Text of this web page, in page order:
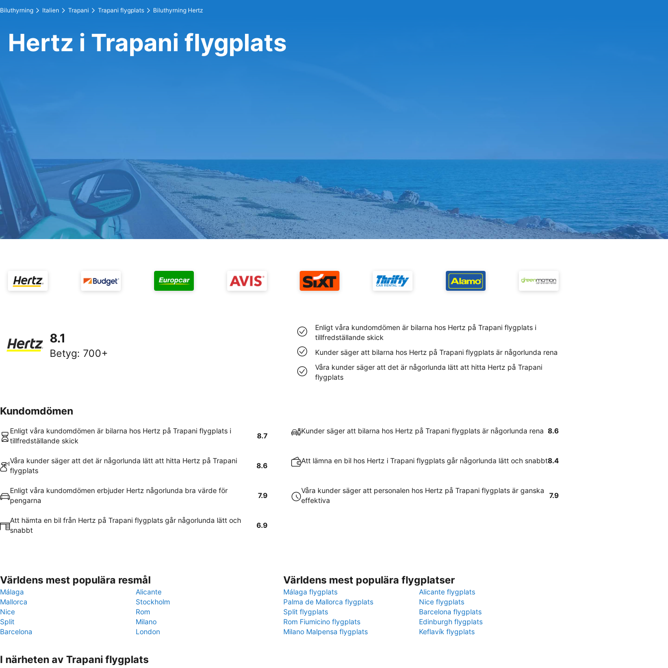
Biluthyrning Italien Trapani Trapani flygplats Biluthyrning Hertz
Hertz i Trapani flygplats
8.1
Betyg: 700+
Enligt våra kundomdömen är bilarna hos Hertz på Trapani flygplats i
tillfredställande skick
Kunder säger att bilarna hos Hertz på Trapani flygplats är någorlunda rena
Våra kunder säger att det är någorlunda lätt att hitta Hertz på Trapani
flygplats
Kundomdömen
Enligt våra kundomdömen är bilarna hos Hertz på Trapani flygplats i
tillfredställande skick
8.7
Kunder säger att bilarna hos Hertz på Trapani flygplats är någorlunda rena 8.6
Våra kunder säger att det är någorlunda lätt att hitta Hertz på Trapani
flygplats
8.6
Att lämna en bil hos Hertz i Trapani flygplats går någorlunda lätt och snabbt8.4
Enligt våra kundomdömen erbjuder Hertz någorlunda bra värde för
pengarna
7.9
Våra kunder säger att personalen hos Hertz på Trapani flygplats är ganska
effektiva
7.9
Att hämta en bil från Hertz på Trapani flygplats går någorlunda lätt och
snabbt
6.9
Världens mest populära resmål
Málaga
Alicante
Mallorca
Stockholm
Nice
Rom
Split
Milano
Barcelona
London
Världens mest populära flygplatser
Málaga flygplats
Alicante flygplats
Palma de Mallorca flygplats
Nice flygplats
Split flygplats
Barcelona flygplats
Rom Fiumicino flygplats
Edinburgh flygplats
Milano Malpensa flygplats
Keflavík flygplats
I närheten av Trapani flygplats